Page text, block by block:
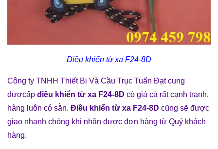
Điều khiển từ xa F24-8D
Công ty TNHH Thiết Bị Và Cầu Trục Tuấn Đạt cung
đươcấp điều khiển từ xa F24-8D có giá cả rất cạnh tranh,
hàng luôn có sẵn. Điều khiển từ xa F24-8D cũng sẽ được
giao nhanh chóng khi nhận được đơn hàng từ Quý khách
hàng.